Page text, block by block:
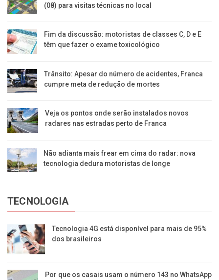
(08) para visitas técnicas no local
Fim da discussão: motoristas de classes C, D e E
têm que fazer o exame toxicológico
Trânsito: Apesar do número de acidentes, Franca
cumpre meta de redução de mortes
Veja os pontos onde serão instalados novos
radares nas estradas perto de Franca
Não adianta mais frear em cima do radar: nova
tecnologia dedura motoristas de longe
TECNOLOGIA
Tecnologia 4G está disponível para mais de 95%
dos brasileiros
Por que os casais usam o número 143 no WhatsApp